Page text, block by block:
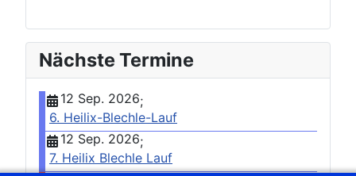
Nächste Termine
12 Sep. 2026;
6. Heilix-Blechle-Lauf
12 Sep. 2026;
7. Heilix Blechle Lauf